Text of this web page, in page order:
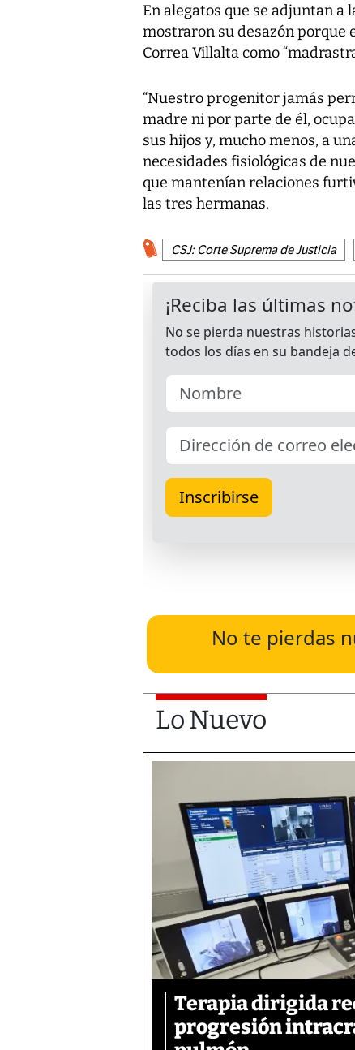
En alegatos que se adjuntan a
mostraron su desazón porque
Correa Villalta como
“Nuestro progenitor jamás
madre ni por parte de él,
sus hijos y, mucho menos, a
necesidades fisiológicas de
que mantenían relaciones
las tres hermanas.
CSJ: Corte Suprema de Justicia
No te pierdas
Lo Nuevo
Terapia dirigida
progresión